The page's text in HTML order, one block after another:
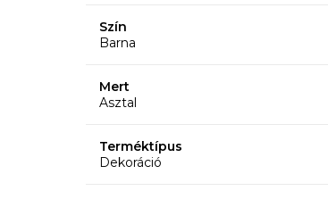
Szín
Barna
Mert
Asztal
Terméktípus
Dekoráció